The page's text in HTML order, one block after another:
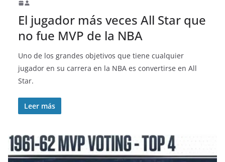
El jugador más veces All Star que
no fue MVP de la NBA
Uno de los grandes objetivos que tiene cualquier
jugador en su carrera en la NBA es convertirse en All
Star.
Leer más